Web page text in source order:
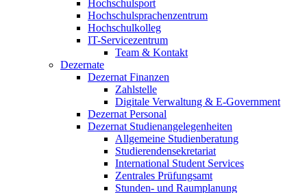
Hochschulsport
Hochschulsprachenzentrum
Hochschulkolleg
IT-Servicezentrum
Team & Kontakt
Dezernate
Dezernat Finanzen
Zahlstelle
Digitale Verwaltung & E-Government
Dezernat Personal
Dezernat Studienangelegenheiten
Allgemeine Studienberatung
Studierendensekretariat
International Student Services
Zentrales Prüfungsamt
Stunden- und Raumplanung